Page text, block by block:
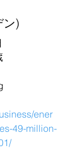
ン)
ener
49-million-